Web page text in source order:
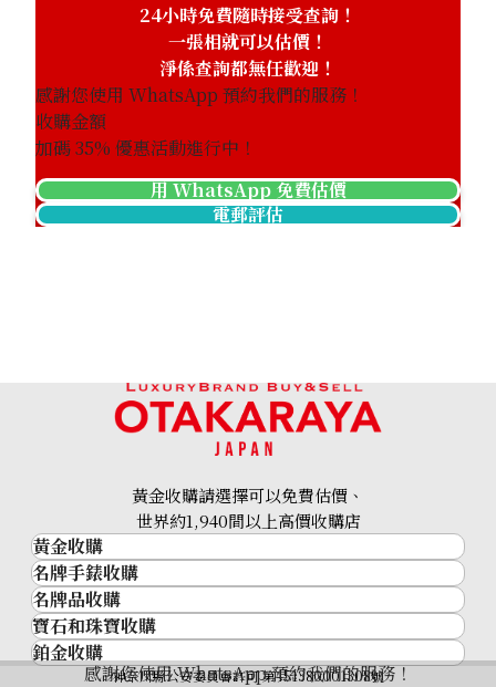
Cat’s eye ring 2.77ct
參考回收價
HKD 4,709.79
24小時免費隨時接受查詢！
一張相就可以估價！
淨係查詢都無任歡迎！
感謝您使用 WhatsApp 預約我們的服務！
收購金額
加碼35% 優惠活動進行中！
用 WhatsApp 免費估價
電郵評估
感謝您使用 WhatsApp 預約我們的服務！
黃金收購請選擇可以免費估價、
世界約1,940間以上高價收購店
黃金收購
黃金･金條
金條
金幣及銀幣
過去十年黃金價格
名牌手錶收購
名牌手錶收購
勞力士 (Rolex)
Patek Philippe
名牌品收購
名牌品收購
HERMES
寶石和珠寶收購
寶石和珠寶
鉑金收購
神奈川縣公安委員會許可 第451380001308號